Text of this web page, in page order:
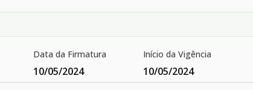
Data da Firmatura
10/05/2024
Início da Vigência
10/05/2024